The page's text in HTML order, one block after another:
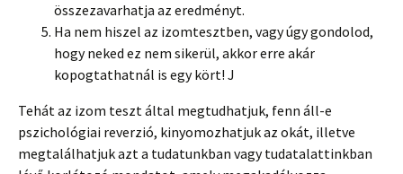
összezavarhatja az eredményt.
Ha nem hiszel az izomtesztben, vagy úgy gondolod,
hogy neked ez nem sikerül, akkor erre akár
kopogtathatnál is egy kört! J
Tehát az izom teszt által megtudhatjuk, fenn áll-e
pszichológiai reverzió, kinyomozhatjuk az okát, illetve
megtalálhatjuk azt a tudatunkban vagy tudatalattinkban